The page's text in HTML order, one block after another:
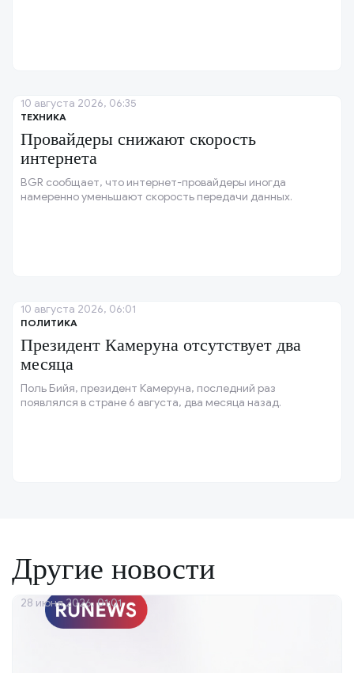
ТЕХНИКА
Провайдеры снижают скорость
интернета
BGR сообщает, что интернет-провайдеры иногда
намеренно уменьшают скорость передачи данных.
10 августа 2026, 06:35
ПОЛИТИКА
Президент Камеруна отсутствует два
месяца
Поль Бийя, президент Камеруна, последний раз
появлялся в стране 6 августа, два месяца назад.
10 августа 2026, 06:01
Другие новости
28 июня 2026, 01:01